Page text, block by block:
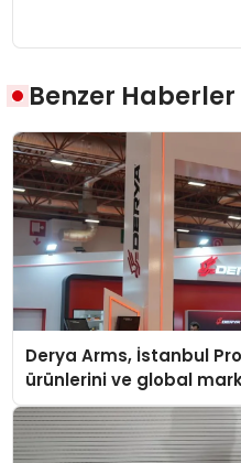
Benzer Haberler
Derya Arms, İstanbul
ürünlerini ve global